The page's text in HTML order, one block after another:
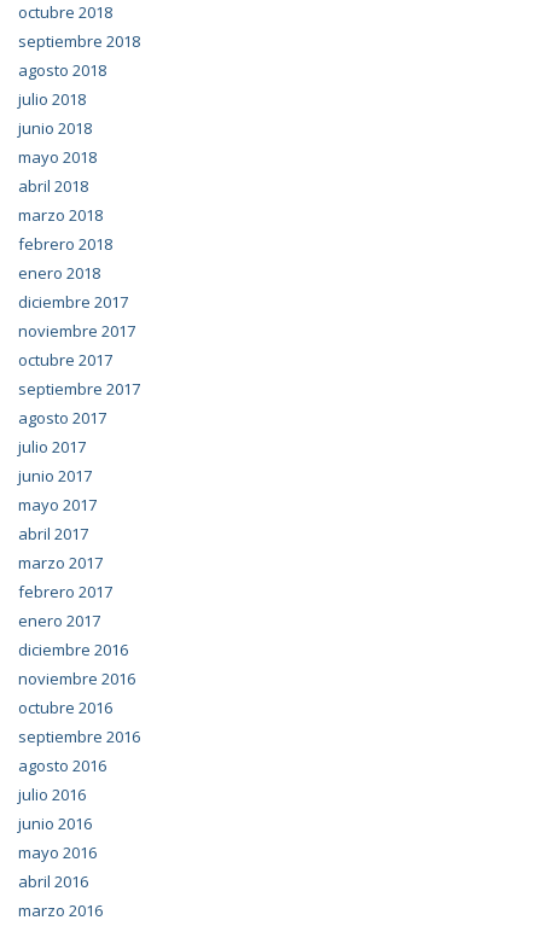
octubre 2018
septiembre 2018
agosto 2018
julio 2018
junio 2018
mayo 2018
abril 2018
marzo 2018
febrero 2018
enero 2018
diciembre 2017
noviembre 2017
octubre 2017
septiembre 2017
agosto 2017
julio 2017
junio 2017
mayo 2017
abril 2017
marzo 2017
febrero 2017
enero 2017
diciembre 2016
noviembre 2016
octubre 2016
septiembre 2016
agosto 2016
julio 2016
junio 2016
mayo 2016
abril 2016
marzo 2016